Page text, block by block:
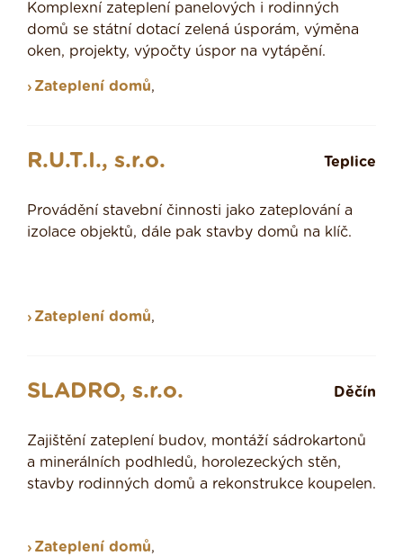
Komplexní zateplení panelových i rodinných
domů se státní dotací zelená úsporám, výměna
oken, projekty, výpočty úspor na vytápění.
Zateplení domů,
R.U.T.I., s.r.o. Teplice
Provádění stavební činnosti jako zateplování a
izolace objektů, dále pak stavby domů na klíč.
Zateplení domů,
SLADRO, s.r.o. Děčín
Zajištění zateplení budov, montáží sádrokartonů
a minerálních podhledů, horolezeckých stěn,
stavby rodinných domů a rekonstrukce koupelen.
Zateplení domů,